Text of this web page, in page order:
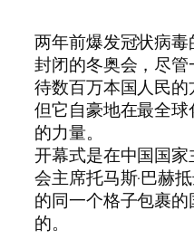
两年前爆发冠状病
封闭的冬奥会，尽
待数百万本国人民的
但它自豪地在最全
的力量。
开幕式是在中国国
会主席托马斯·巴赫
的同一个格子包裹
的。